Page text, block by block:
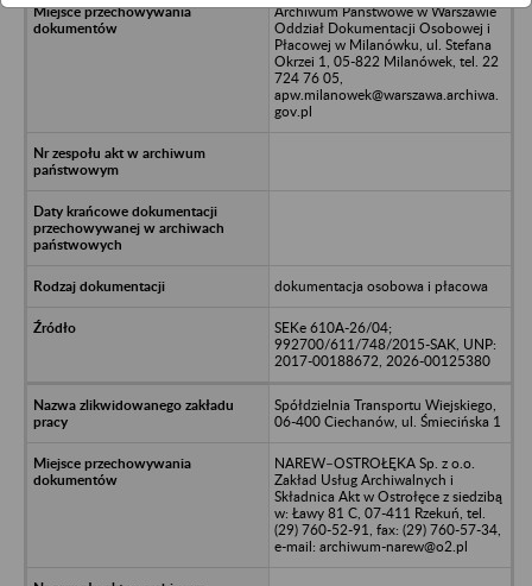
Archiwum Państwowe w Warszawie
Oddział Dokumentacji Osobowej i
Płacowej w Milanówku, ul. Stefana
Okrzei 1, 05-822 Milanówek, tel. 22
724 76 05,
apw.milanowek@warszawa.archiwa.
gov.pl
dokumentacja osobowa i płacowa
SEKe 610A-26/04;
992700/611/748/2015-SAK, UNP:
2017-00188672, 2026-00125380
Spółdzielnia Transportu Wiejskiego,
06-400 Ciechanów, ul. Śmiecińska 1
NAREW–OSTROŁĘKA Sp. z o.o.
Zakład Usług Archiwalnych i
Składnica Akt w Ostrołęce z siedzibą
w: Ławy 81 C, 07-411 Rzekuń, tel.
(29) 760-52-91, fax: (29) 760-57-34,
e-mail: archiwum-narew@o2.pl